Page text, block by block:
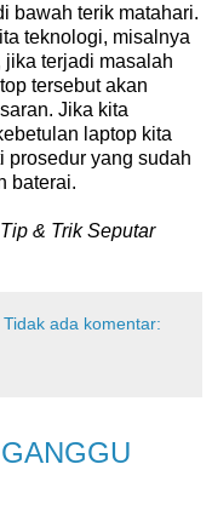
bawah terik matahari.
teknologi, misalnya
terjadi masalah
tersebut akan
Jika kita
laptop kita
prosedur yang sudah
baterai.
& Trik Seputar
Tidak ada komentar: